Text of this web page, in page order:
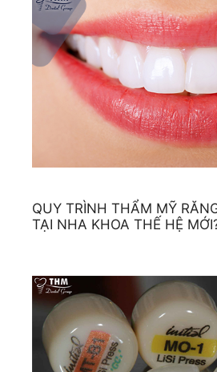
QUY TRÌNH THẨM MỸ
TẠI NHA KHOA THẾ HỆ